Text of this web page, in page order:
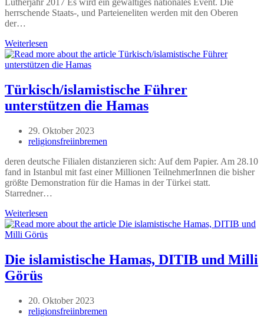
Lutherjahr 2017 Es wird ein gewaltiges nationales Event. Die
herrschende Staats-, und Parteieneliten werden mit den Oberen
der…
Weiterlesen
–
Ein
für
einen
Judenhasser
Türkisch/islamistische Führer
unterstützen die Hamas
Beitrag
veröffentlicht:
29. Oktober 2023
Beitrags-
religionsfreiinbremen
deren deutsche Filialen distanzieren sich: Auf dem Papier. Am 28.10
fand in Istanbul mit fast einer Millionen TeilnehmerInnen die bisher
größte Demonstration für die Hamas in der Türkei statt.
Starredner…
Weiterlesen
Führer
unterstützen
Hamas
Die islamistische Hamas, DITIB und Milli
Görüs
Beitrag
veröffentlicht:
20. Oktober 2023
Beitrags-
religionsfreiinbremen